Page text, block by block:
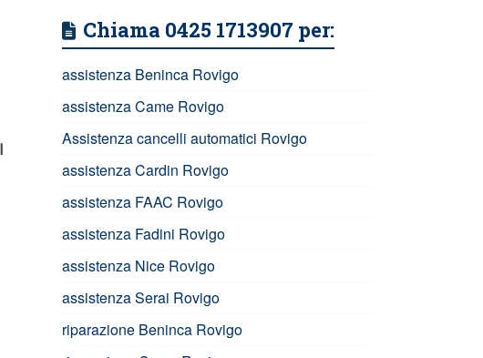
Chiama 0425 1713907 per:
assistenza Beninca Rovigo
assistenza Came Rovigo
Assistenza cancelli automatici Rovigo
assistenza Cardin Rovigo
assistenza FAAC Rovigo
assistenza Fadini Rovigo
assistenza Nice Rovigo
assistenza Serai Rovigo
riparazione Beninca Rovigo